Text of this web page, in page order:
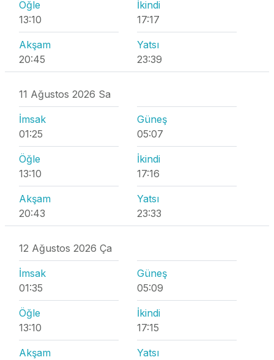
Öğle
13:10
İkindi
17:17
Akşam
20:45
Yatsı
23:39
11 Ağustos 2026 Sa
İmsak
01:25
Güneş
05:07
Öğle
13:10
İkindi
17:16
Akşam
20:43
Yatsı
23:33
12 Ağustos 2026 Ça
İmsak
01:35
Güneş
05:09
Öğle
13:10
İkindi
17:15
Akşam
Yatsı